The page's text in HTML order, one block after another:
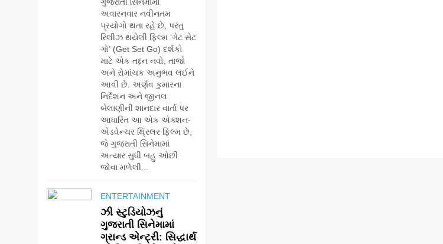
ગુજરાતી સિનેમામાં
અવારનવાર નવીનતમ
પ્રયોગો થતા રહે છે, પરંતુ
રિલીઝ થયેલી ફિલ્મ ‘ગેટ સેટ
ગો’ (Get Set Go) દર્શકો
માટે એક તદ્દન નવો, તાજો
અને રોમાંચક અનુભવ લઈને
આવી છે. અર્ણવ કુમારના
નિર્દેશન અને જીનલ
બેલાણીની શાનદાર વાર્તા પર
આધારિત આ એક એક્શન-
એડવેન્ચર થ્રિલર ફિલ્મ છે,
જે ગુજરાતી સિનેમામાં
અત્યાર સુધી બહુ ઓછી
જોવા મળેલી...
ENTERTAINMENT
ઝી સ્ટુડિયોઝનું
ગુજરાતી સિનેમામાં
ગ્રાન્ડ એન્ટ્રી: સિદ્ધાર્થ